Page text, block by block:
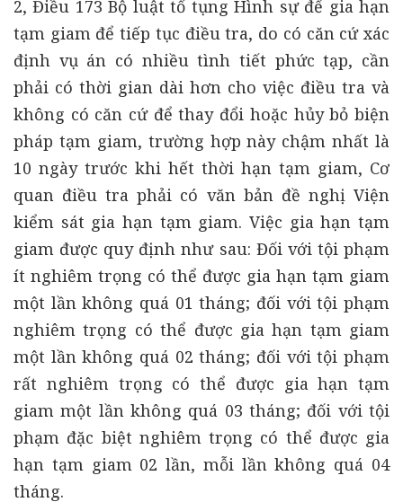
2, Điều 173 Bộ luật tố tụng Hình sự để gia hạn
tạm giam để tiếp tục điều tra, do có căn cứ xác
định vụ án có nhiều tình tiết phức tạp, cần
phải có thời gian dài hơn cho việc điều tra và
không có căn cứ để thay đổi hoặc hủy bỏ biện
pháp tạm giam, trường hợp này chậm nhất là
10 ngày trước khi hết thời hạn tạm giam, Cơ
quan điều tra phải có văn bản đề nghị Viện
kiểm sát gia hạn tạm giam. Việc gia hạn tạm
giam được quy định như sau: Đối với tội phạm
ít nghiêm trọng có thể được gia hạn tạm giam
một lần không quá 01 tháng; đối với tội phạm
nghiêm trọng có thể được gia hạn tạm giam
một lần không quá 02 tháng; đối với tội phạm
rất nghiêm trọng có thể được gia hạn tạm
giam một lần không quá 03 tháng; đối với tội
phạm đặc biệt nghiêm trọng có thể được gia
hạn tạm giam 02 lần, mỗi lần không quá 04
tháng.